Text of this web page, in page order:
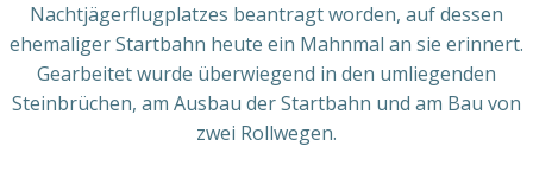
Nachtjägerflugplatzes beantragt worden, auf dessen
ehemaliger Startbahn heute ein Mahnmal an sie erinnert.
Gearbeitet wurde überwiegend in den umliegenden
Steinbrüchen, am Ausbau der Startbahn und am Bau von
zwei Rollwegen.